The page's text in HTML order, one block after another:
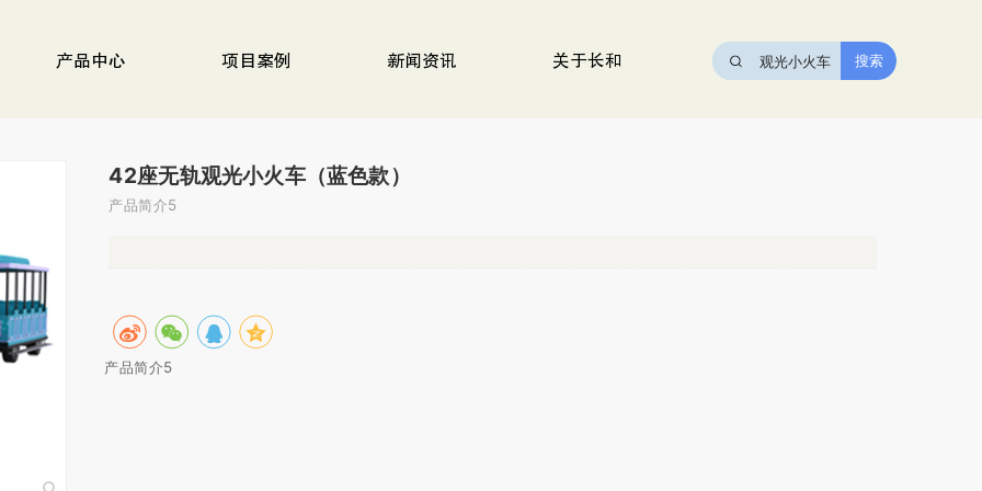
产品中心 项目案例 新闻资讯 关于长和 搜索
产品简介5
42座无轨观光小火车（蓝色款）
产品简介5